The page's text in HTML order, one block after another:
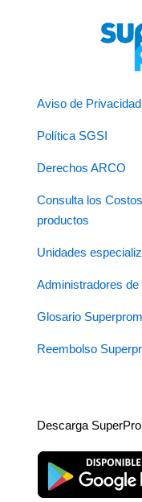
Aviso de Privacidad
Política SGSI
Derechos ARCO
Consulta los
productos
Unidades
Administradores de
Glosario
Reembolso
Descarga